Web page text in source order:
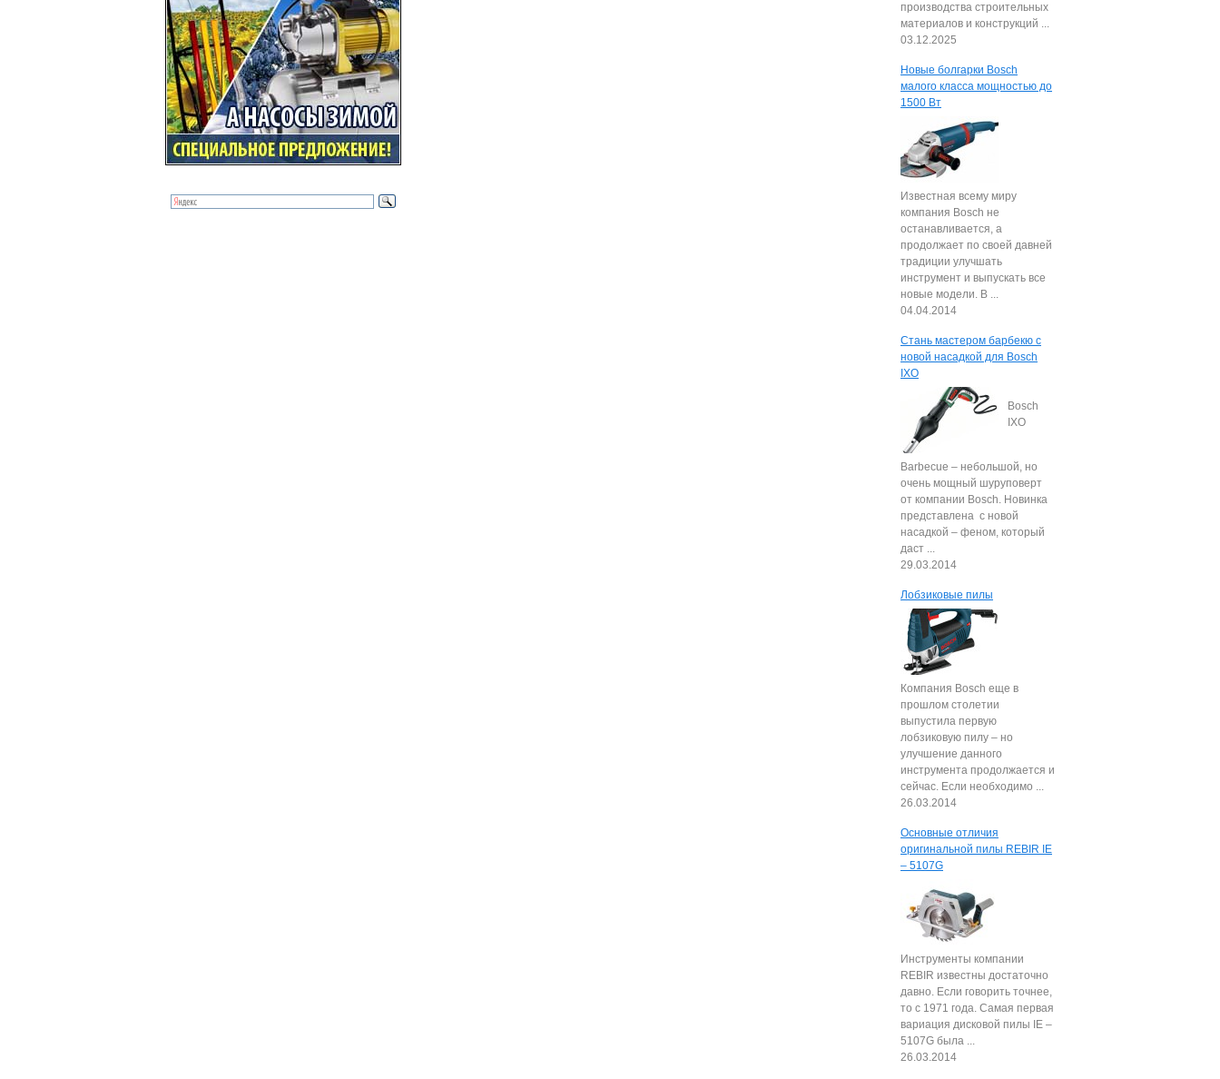
производства строительных
материалов и конструкций ...
03.12.2025
Новые болгарки Bosch
малого класса мощностью до
1500 Вт
Известная всему миру
компания Bosch не
останавливается, а
продолжает по своей давней
традиции улучшать
инструмент и выпускать все
новые модели. В ...
04.04.2014
Стань мастером барбекю с
новой насадкой для Bosch
IXO
Bosch
IXO
Barbeсue – небольшой, но
очень мощный шуруповерт
от компании Bosch. Новинка
представлена с новой
насадкой – феном, который
даст ...
29.03.2014
Лобзиковые пилы
Компания Bosch еще в
прошлом столетии
выпустила первую
лобзиковую пилу – но
улучшение данного
инструмента продолжается и
сейчас. Если необходимо ...
26.03.2014
Основные отличия
оригинальной пилы REBIR IE
– 5107G
Инструменты компании
REBIR известны достаточно
давно. Если говорить точнее,
то с 1971 года. Самая первая
вариация дисковой пилы IE –
5107G была ...
26.03.2014